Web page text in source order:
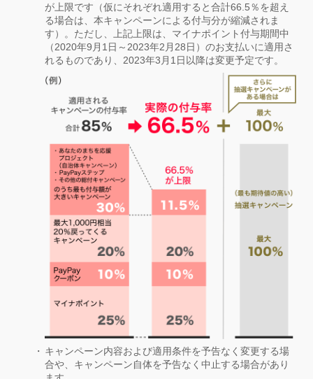
が上限です（仮にそれぞれ適用すると合計66.5％を超え
る場合は、本キャンペーンによる付与分が縮減されま
す）。ただし、上記上限は、マイナポイント付与期間中
（2020年9月1日～2023年2月28日）のお支払いに適用さ
れるものであり、2023年3月1日以降は変更予定です。
キャンペーン内容および適用条件を予告なく変更する場
合や、キャンペーン自体を予告なく中止する場合があり